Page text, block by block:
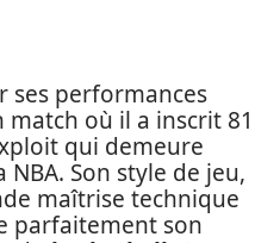
ses performances
où il a inscrit 81
qui demeure
Son style de jeu,
maîtrise technique
parfaitement son